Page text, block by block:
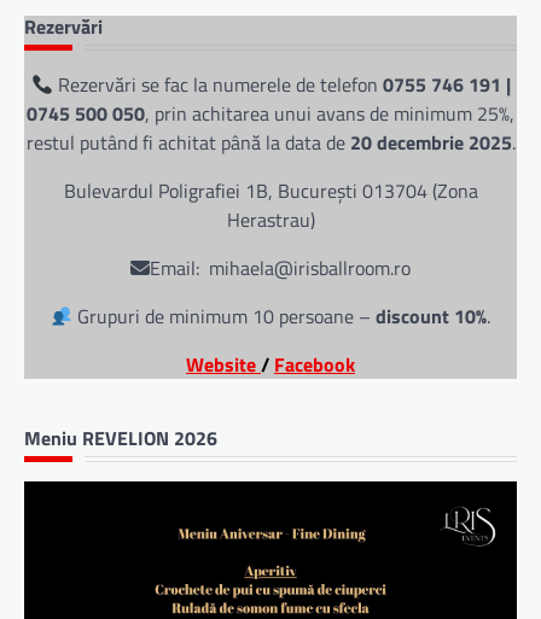
Rezervări
Rezervări se fac la numerele de telefon 0755 746 191 |
0745 500 050, prin achitarea unui avans de minimum 25%,
restul putând fi achitat până la data de 20 decembrie 2025.
Bulevardul Poligrafiei 1B, București 013704 (Zona
Herastrau)
Email: mihaela@irisballroom.ro
Grupuri de minimum 10 persoane –discount 10%.
Website/ Facebook
Meniu REVELION 2026